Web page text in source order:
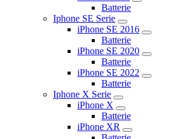
Batterie
Iphone SE Serie
iPhone SE 2016
Batterie
iPhone SE 2020
Batterie
iPhone SE 2022
Batterie
Iphone X Serie
iPhone X
Batterie
iPhone XR